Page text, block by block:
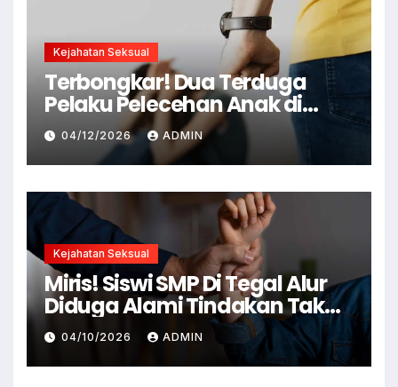
Kejahatan Seksual
Terbongkar! Dua Terduga
Pelaku Pelecehan Anak di
Cianjur Ditangkap Polisi
04/12/2026 ADMIN
Kejahatan Seksual
Miris! Siswi SMP Di Tegal Alur
Diduga Alami Tindakan Tak
Senonoh Di Sekolah
04/10/2026 ADMIN